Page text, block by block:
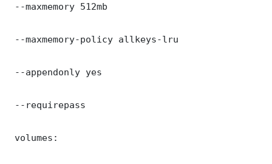
--maxmemory 512mb
--maxmemory-policy allkeys-lru
--appendonly yes
--requirepass
volumes: